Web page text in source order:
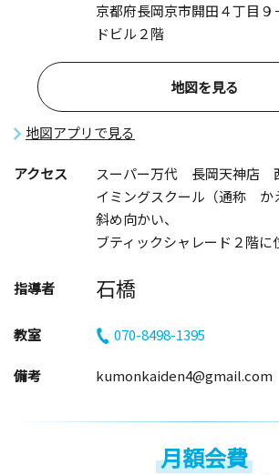
京都府長岡京市開田４丁目
ドビル２階
地図を見る
地図アプリで見る
アクセス
スーパー万代 長岡天神店
イミングスクール（通称 か
斜め向かい、
ブティックシャレード２階に
指導者 石橋
教室 070-8498-1395
備考 kumonkaiden4@gmail.com
月額会費